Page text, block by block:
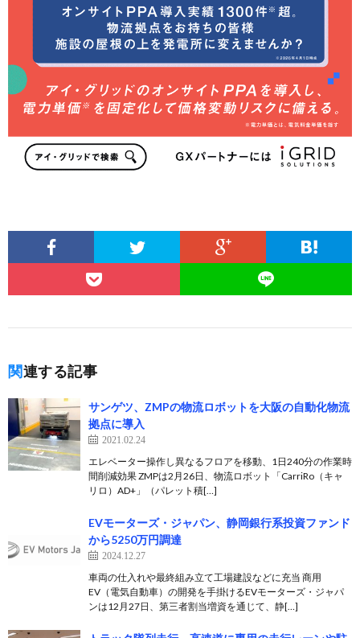
関連する記事
サンゲツ、ZMPの物流ロボットを大阪の自動化物流
拠点に導入
2021.02.24
エレベーター操作し異なるフロアを移動、1日240分の作業時
間削減効果 ZMPは2月26日、物流ロボット「CarriRo（キャ
リロ）AD+」（パレット積[…]
EVモーターズ・ジャパン、静岡銀行系投資ファンド
から5250万円調達
2024.12.27
車両の仕入れや最終組み立て工場建設などに充当 商用
EV（電気自動車）の開発を手掛けるEVモーターズ・ジャパ
ンは12月27日、第三者割当増資を通じて、静[…]